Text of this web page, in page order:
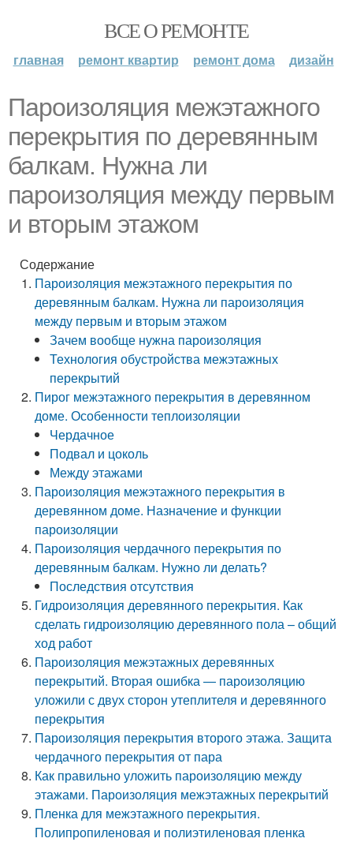
ВСЕ О РЕМОНТЕ
главная ремонт квартир ремонт дома дизайн
Пароизоляция межэтажного
перекрытия по деревянным
балкам. Нужна ли
пароизоляция между первым
и вторым этажом
Содержание
Пароизоляция межэтажного перекрытия по
деревянным балкам. Нужна ли пароизоляция
между первым и вторым этажом
Зачем вообще нужна пароизоляция
Технология обустройства межэтажных
перекрытий
Пирог межэтажного перекрытия в деревянном
доме. Особенности теплоизоляции
Чердачное
Подвал и цоколь
Между этажами
Пароизоляция межэтажного перекрытия в
деревянном доме. Назначение и функции
пароизоляции
Пароизоляция чердачного перекрытия по
деревянным балкам. Нужно ли делать?
Последствия отсутствия
Гидроизоляция деревянного перекрытия. Как
сделать гидроизоляцию деревянного пола – общий
ход работ
Пароизоляция межэтажных деревянных
перекрытий. Вторая ошибка — пароизоляцию
уложили с двух сторон утеплителя и деревянного
перекрытия
Пароизоляция перекрытия второго этажа. Защита
чердачного перекрытия от пара
Как правильно уложить пароизоляцию между
этажами. Пароизоляция межэтажных перекрытий
Пленка для межэтажного перекрытия.
Полипропиленовая и полиэтиленовая пленка